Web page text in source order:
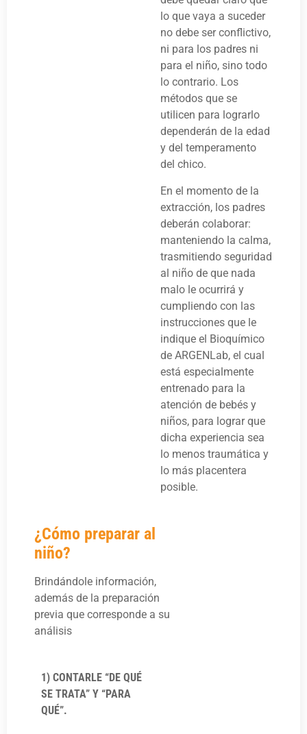
lo que vaya a suceder
no debe ser conflictivo,
ni para los padres ni
para el niño, sino todo
lo contrario. Los
métodos que se
utilicen para lograrlo
dependerán de la edad
y del temperamento
del chico.
En el momento de la
extracción, los padres
deberán colaborar:
manteniendo la calma,
trasmitiendo seguridad
al niño de que nada
malo le ocurrirá y
cumpliendo con las
instrucciones que le
indique el Bioquímico
de ARGENLab, el cual
está especialmente
entrenado para la
atención de bebés y
niños, para lograr que
dicha experiencia sea
lo menos traumática y
lo más placentera
posible.
¿Cómo preparar al
niño?
Brindándole información,
además de la preparación
previa que corresponde a su
análisis
1) CONTARLE “DE QUÉ
SE TRATA” Y “PARA
QUÉ”.